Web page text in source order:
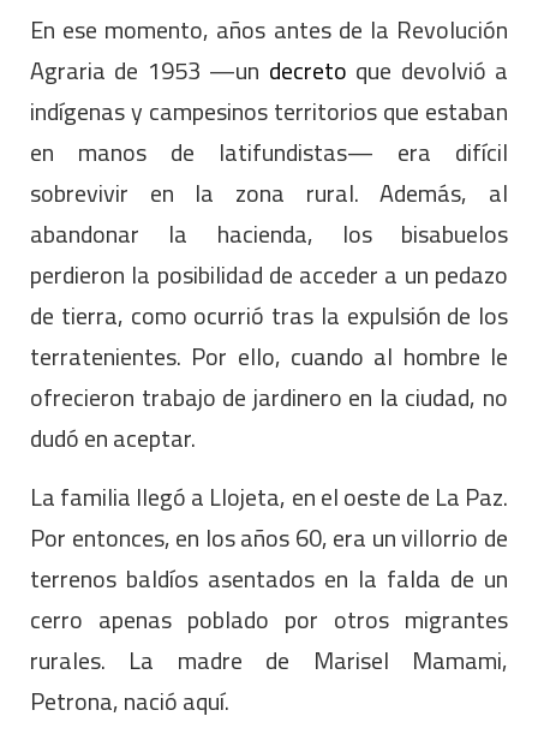
En ese momento, años antes de la Revolución
Agraria de 1953 —un decreto que devolvió a
indígenas y campesinos territorios que estaban
en manos de latifundistas— era difícil
sobrevivir en la zona rural. Además, al
abandonar la hacienda, los bisabuelos
perdieron la posibilidad de acceder a un pedazo
de tierra, como ocurrió tras la expulsión de los
terratenientes. Por ello, cuando al hombre le
ofrecieron trabajo de jardinero en la ciudad, no
dudó en aceptar.
La familia llegó a Llojeta, en el oeste de La Paz.
Por entonces, en los años 60, era un villorrio de
terrenos baldíos asentados en la falda de un
cerro apenas poblado por otros migrantes
rurales. La madre de Marisel Mamami,
Petrona, nació aquí.